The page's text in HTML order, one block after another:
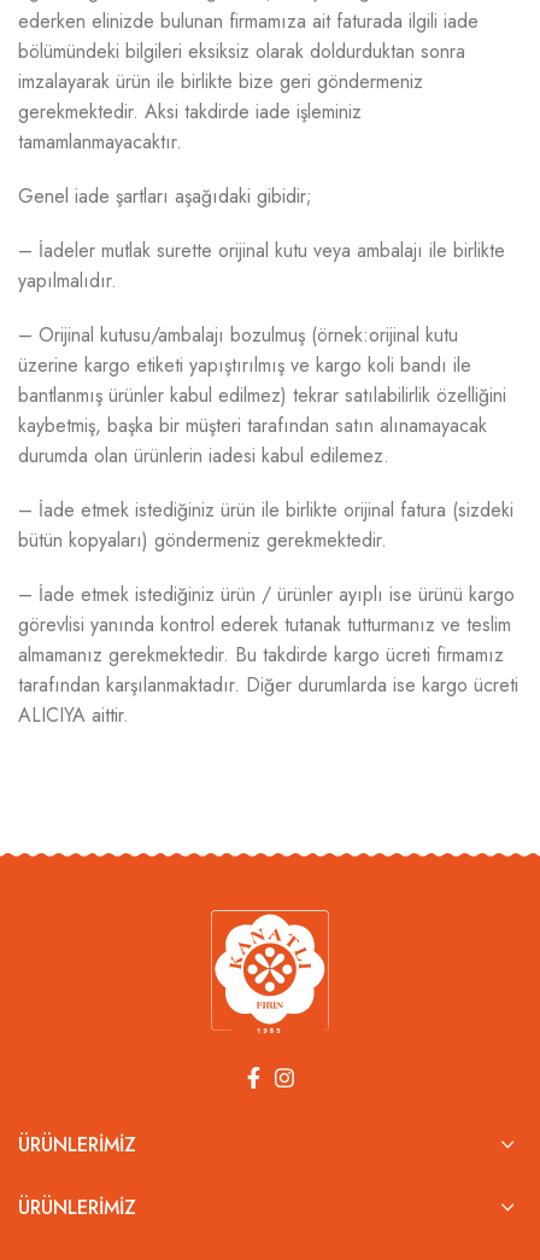
ederken elinizde bulunan firmamıza ait faturada ilgili iade
bölümündeki bilgileri eksiksiz olarak doldurduktan sonra
imzalayarak ürün ile birlikte bize geri göndermeniz
gerekmektedir. Aksi takdirde iade işleminiz
tamamlanmayacaktır.
Genel iade şartları aşağıdaki gibidir;
– İadeler mutlak surette orijinal kutu veya ambalajı ile birlikte
yapılmalıdır.
– Orijinal kutusu/ambalajı bozulmuş (örnek:orijinal kutu
üzerine kargo etiketi yapıştırılmış ve kargo koli bandı ile
bantlanmış ürünler kabul edilmez) tekrar satılabilirlik özelliğini
kaybetmiş, başka bir müşteri tarafından satın alınamayacak
durumda olan ürünlerin iadesi kabul edilemez.
– İade etmek istediğiniz ürün ile birlikte orijinal fatura (sizdeki
bütün kopyaları) göndermeniz gerekmektedir.
– İade etmek istediğiniz ürün / ürünler ayıplı ise ürünü kargo
görevlisi yanında kontrol ederek tutanak tutturmanız ve teslim
almamanız gerekmektedir. Bu takdirde kargo ücreti firmamız
tarafından karşılanmaktadır. Diğer durumlarda ise kargo ücreti
ALICIYA aittir.
ÜRÜNLERIMIZ
ÜRÜNLERIMIZ